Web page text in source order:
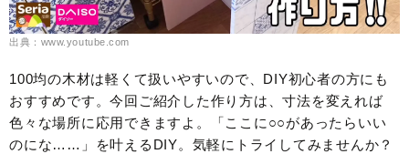
出典：www.youtube.com
100均の木材は軽くて扱いやすいので、DIY初心者の方にも
おすすめです。今回ご紹介した作り方は、寸法を変えれば
色々な場所に応用できますよ。「ここに○○があったらいい
のにな……」を叶えるDIY。気軽にトライしてみませんか？